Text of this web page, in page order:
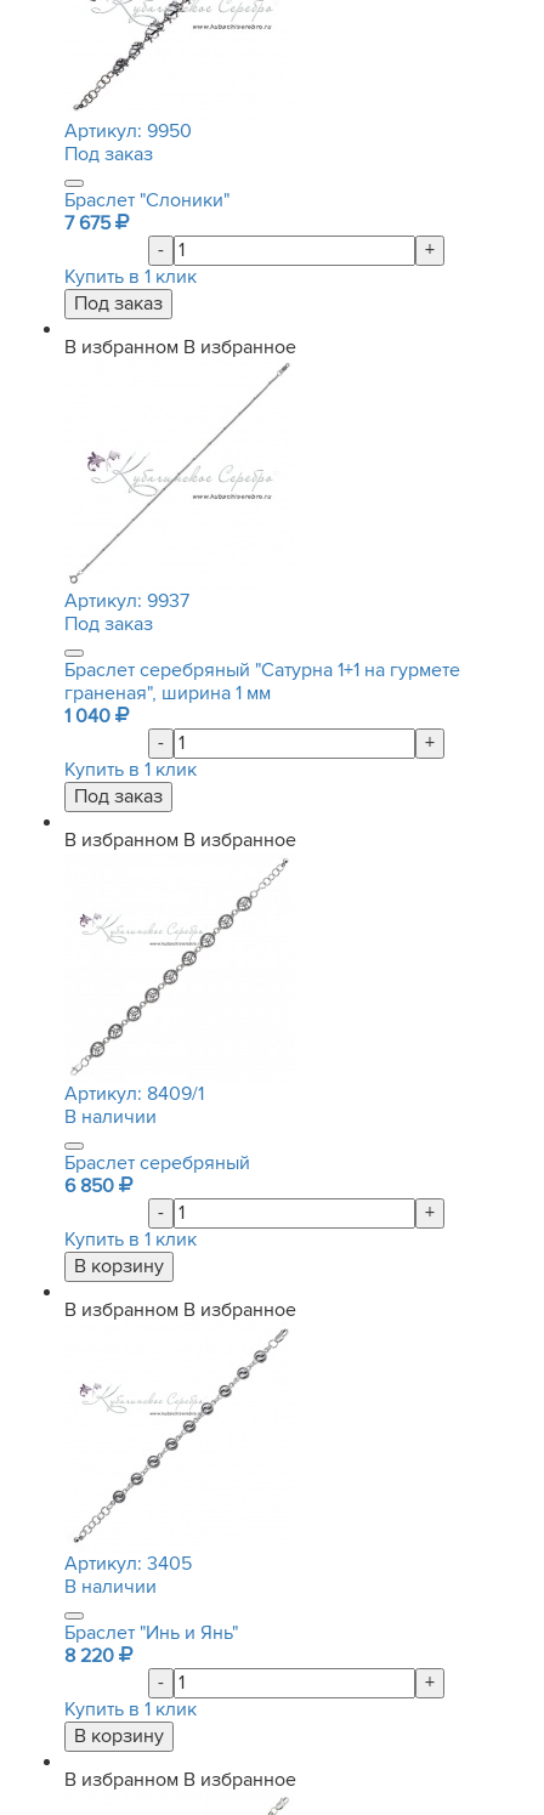
Артикул: 9950
Под заказ
Браслет "Слоники"
7 675
-
+
Купить в 1 клик
В избранном В избранное
Артикул: 9937
Под заказ
Браслет серебряный "Сатурна 1+1 на гурмете
граненая", ширина 1 мм
1 040
-
+
Купить в 1 клик
В избранном В избранное
Артикул: 8409/1
В наличии
Браслет серебряный
6 850
-
+
Купить в 1 клик
В избранном В избранное
Артикул: 3405
В наличии
Браслет "Инь и Янь"
8 220
-
+
Купить в 1 клик
В избранном В избранное